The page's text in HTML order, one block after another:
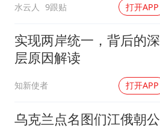
水云人 9跟贴 打开APP
实现两岸统一，背后的深
层原因解读
知新使者 打开APP
乌克兰点名图们江俄朝公